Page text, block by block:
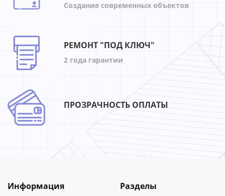
Создание современных объектов
РЕМОНТ "ПОД КЛЮЧ"
2 года гарантии
ПРОЗРАЧНОСТЬ ОПЛАТЫ
Информация Разделы